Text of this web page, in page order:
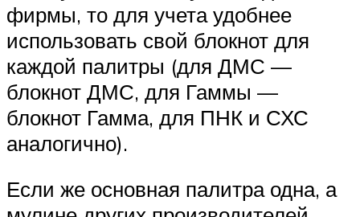
фирмы, то для учета удобнее
использовать свой блокнот для
каждой палитры (для ДМС —
блокнот ДМС, для Гаммы —
блокнот Гамма, для ПНК и СХС
аналогично).
Если же основная палитра одна, а